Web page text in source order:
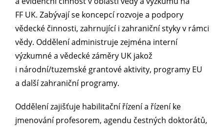
FF UK. Zabývají se koncepcí rozvoje a podpory
vědecké činnosti, zahrnující i zahraniční styky v rámci
vědy. Oddělení administruje zejména interní
výzkumné a vědecké záměry UK jakož
i národní/tuzemské grantové aktivity, programy EU
a další zahraniční programy.
Oddělení zajišťuje habilitační řízení a řízení ke
jmenování profesorem, agendu čestných doktorátů,